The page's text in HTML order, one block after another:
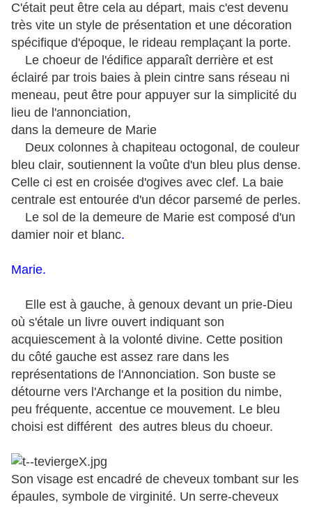
C'était peut être cela au départ, mais c'est devenu
très vite un style de présentation et une décoration
spécifique d'époque, le rideau remplaçant la porte.
Le choeur de l'édifice apparaît derrière et est
éclairé par trois baies à plein cintre sans réseau ni
meneau, peut être pour appuyer sur la simplicité du
lieu de l'annonciation,
dans la demeure de Marie
Deux colonnes à chapiteau octogonal, de couleur
bleu clair, soutiennent la voûte d'un bleu plus dense.
Celle ci est en croisée d'ogives avec clef. La baie
centrale est entourée d'un décor parsemé de perles.
Le sol de la demeure de Marie est composé d'un
damier noir et blanc.
Marie.
Elle est à gauche, à genoux devant un prie-Dieu
où s'étale un livre ouvert indiquant son
acquiescement à la volonté divine. Cette position
du côté gauche est assez rare dans les
représentations de l'Annonciation. Son buste se
détourne vers l'Archange et la position du nimbe,
peu fréquente, accentue ce mouvement. Le bleu
choisi est différent des autres bleus du choeur.
Son visage est encadré de cheveux tombant sur les
épaules, symbole de virginité. Un serre-cheveux